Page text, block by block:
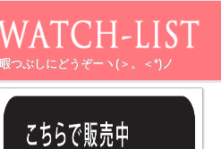
暇つぶしにどうぞーヽ(＞。＜*)ノ